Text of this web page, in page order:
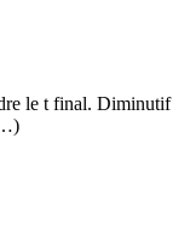
le t final. Diminutif